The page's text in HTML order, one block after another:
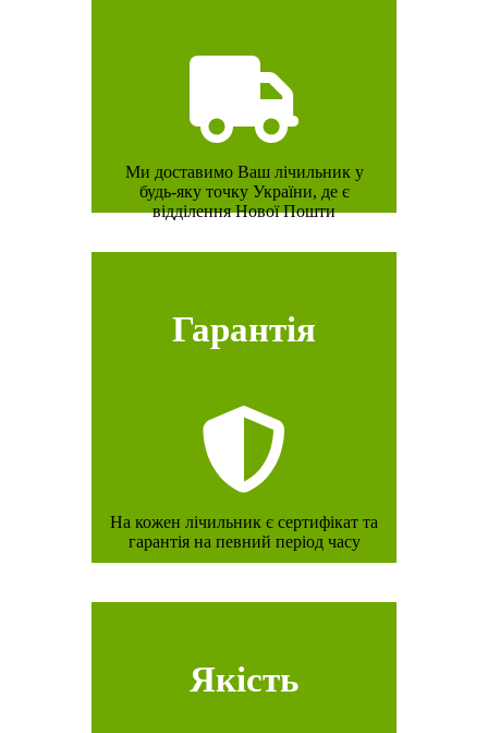
Ми доставимо Ваш лічильник у
будь-яку точку України, де є
відділення Нової Пошти
Гарантія
На кожен лічильник є сертифікат та
гарантія на певний період часу
Якість